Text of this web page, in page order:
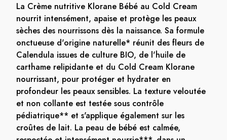
La Crème nutritive Klorane Bébé au Cold Cream
nourrit intensément, apaise et protège les peaux
sèches des nourrissons dès la naissance. Sa formule
onctueuse d'origine naturelle* réunit des fleurs de
Calendula issues de culture BIO, de l'huile de
carthame relipidante et du Cold Cream Klorane
nourrissant, pour protéger et hydrater en
profondeur les peaux sensibles. La texture veloutée
et non collante est testée sous contrôle
pédiatrique** et s'applique également sur les
croûtes de lait. La peau de bébé est calmée,